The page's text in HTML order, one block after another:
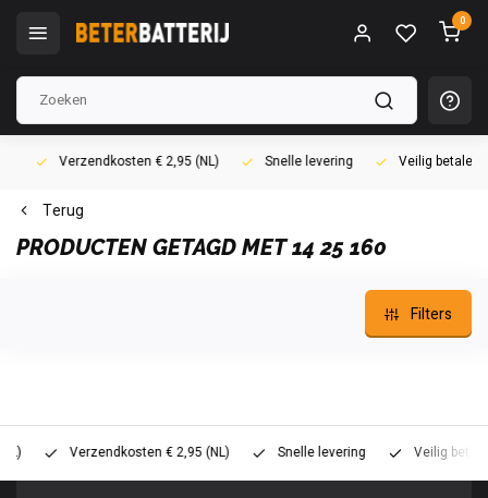
0
Verzendkosten € 2,95 (NL) Snelle levering Veilig betalen
Terug
PRODUCTEN GETAGD MET 14 25 160
Filters
Verzendkosten € 2,95 (NL) Snelle levering Veilig betalen